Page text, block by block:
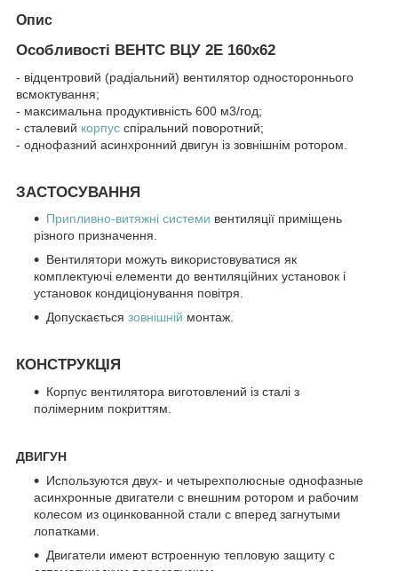
Опис
Особливості ВЕНТС ВЦУ 2Е 160х62
- відцентровий (радіальний) вентилятор одностороннього
всмоктування;
- максимальна продуктивність 600 м3/год;
- сталевий корпус спіральний поворотний;
- однофазний асинхронний двигун із зовнішнім ротором.
ЗАСТОСУВАННЯ
Припливно-витяжні системи вентиляції приміщень
різного призначення.
Вентилятори можуть використовуватися як
комплектуючі елементи до вентиляційних установок і
установок кондиціонування повітря.
Допускається зовнішній монтаж.
КОНСТРУКЦІЯ
Корпус вентилятора виготовлений із сталі з
полімерним покриттям.
ДВИГУН
Используются двух- и четырехполюсные однофазные
асинхронные двигатели с внешним ротором и рабочим
колесом из оцинкованной стали с вперед загнутыми
лопатками.
Двигатели имеют встроенную тепловую защиту с